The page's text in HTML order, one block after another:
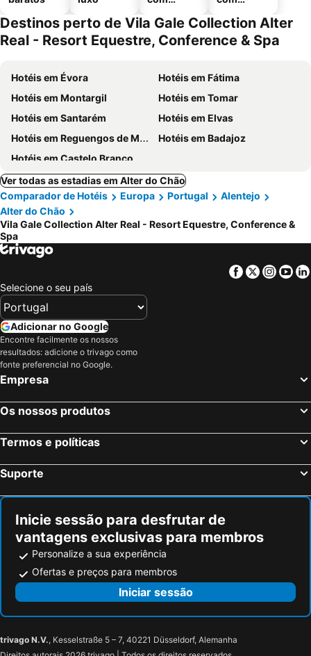
mento
Destinos perto de Vila Gale Collection Alter
Real - Resort Equestre, Conference & Spa
Hotéis em Évora
Hotéis em Fátima
Hotéis em Montargil
Hotéis em Tomar
Hotéis em Santarém
Hotéis em Elvas
Hotéis em Reguengos de Monsaraz
Hotéis em Badajoz
Hotéis em Castelo Branco
Ver todas as estadias em Alter do Chão
Comparador de Hotéis
Europa Portugal
Alentejo
Alter do Chão
Vila Gale Collection Alter Real - Resort Equestre, Conference &
Spa
Facebook
Twitter
Selecione o seu país
Adicionar no Google
Encontre facilmente os nossos
resultados: adicione o trivago como
fonte preferencial no Google.
Empresa
Os nossos produtos
Termos e políticas
Suporte
Inicie sessão para desfrutar de
vantagens exclusivas para membros
Personalize a sua experiência
Ofertas e preços para membros
Iniciar sessão
trivago N.V., Kesselstraße 5 – 7, 40221 Düsseldorf, Alemanha